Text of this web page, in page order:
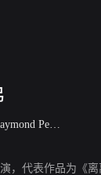
Peter O Keefe Jr·
，代表作品为《